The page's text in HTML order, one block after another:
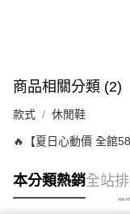
商品相關分類 (2)
款式 休閒鞋
🔥【夏日心動價 全館
本分類熱銷全站